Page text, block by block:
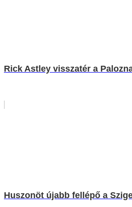
Rick Astley visszatér a
Huszonöt újabb fellépő a